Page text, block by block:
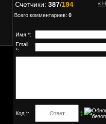
«
Счетчики: 387/194
Всего комментариев: 0
Имя *:
Email
*:
Код *: